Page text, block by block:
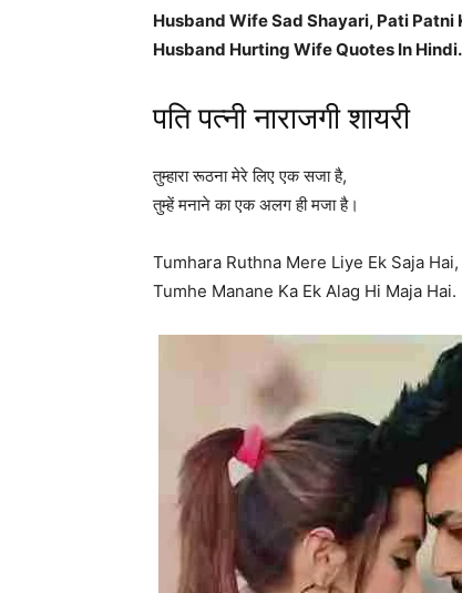
Husband Wife Sad Shayari, Pati
Husband Hurting Wife Quotes In Hindi.
पति पत्नी नाराजगी शायरी
तुम्हारा रूठना मेरे लिए एक सजा है,
तुम्हें मनाने का एक अलग ही मजा है।
Tumhara Ruthna Mere Liye Ek Saja Hai,
Tumhe Manane Ka Ek Alag Hi Maja Hai.